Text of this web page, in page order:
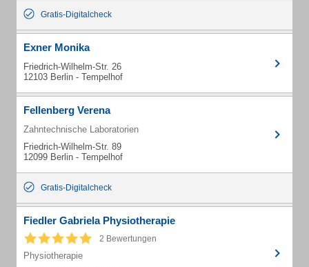
Gratis-Digitalcheck
Exner Monika
Friedrich-Wilhelm-Str. 26
12103 Berlin - Tempelhof
Fellenberg Verena
Zahntechnische Laboratorien
Friedrich-Wilhelm-Str. 89
12099 Berlin - Tempelhof
Gratis-Digitalcheck
Fiedler Gabriela Physiotherapie
2 Bewertungen
Physiotherapie